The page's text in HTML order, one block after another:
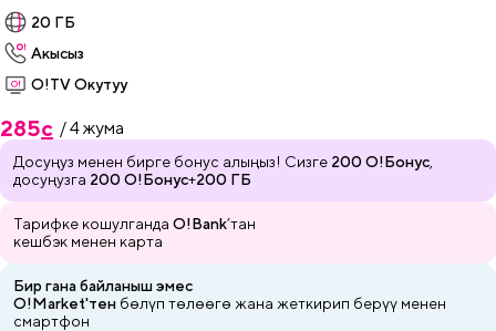
20 ГБ
Акысыз
О!TV Окутуу
285c / 4 жума
Досуңуз менен бирге бонус алыңыз! Сизге 200 О!Бонус
досуңузга 200 О!Бонус+200 ГБ
Тарифке кошулганда O!Bank’тан
кешбэк менен карта
Бир гана байланыш эмес
O!Market'тен бөлүп төлөөгө жана жеткирип берүү менен
смартфон